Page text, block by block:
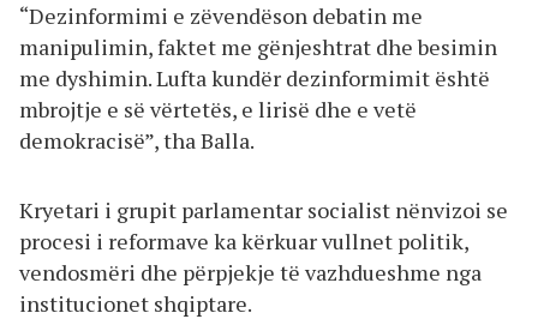
“Dezinformimi e zëvendëson debatin me
manipulimin, faktet me gënjeshtrat dhe besimin
me dyshimin. Lufta kundër dezinformimit është
mbrojtje e së vërtetës, e lirisë dhe e vetë
demokracisë”, tha Balla.
Kryetari i grupit parlamentar socialist nënvizoi se
procesi i reformave ka kërkuar vullnet politik,
vendosmëri dhe përpjekje të vazhdueshme nga
institucionet shqiptare.